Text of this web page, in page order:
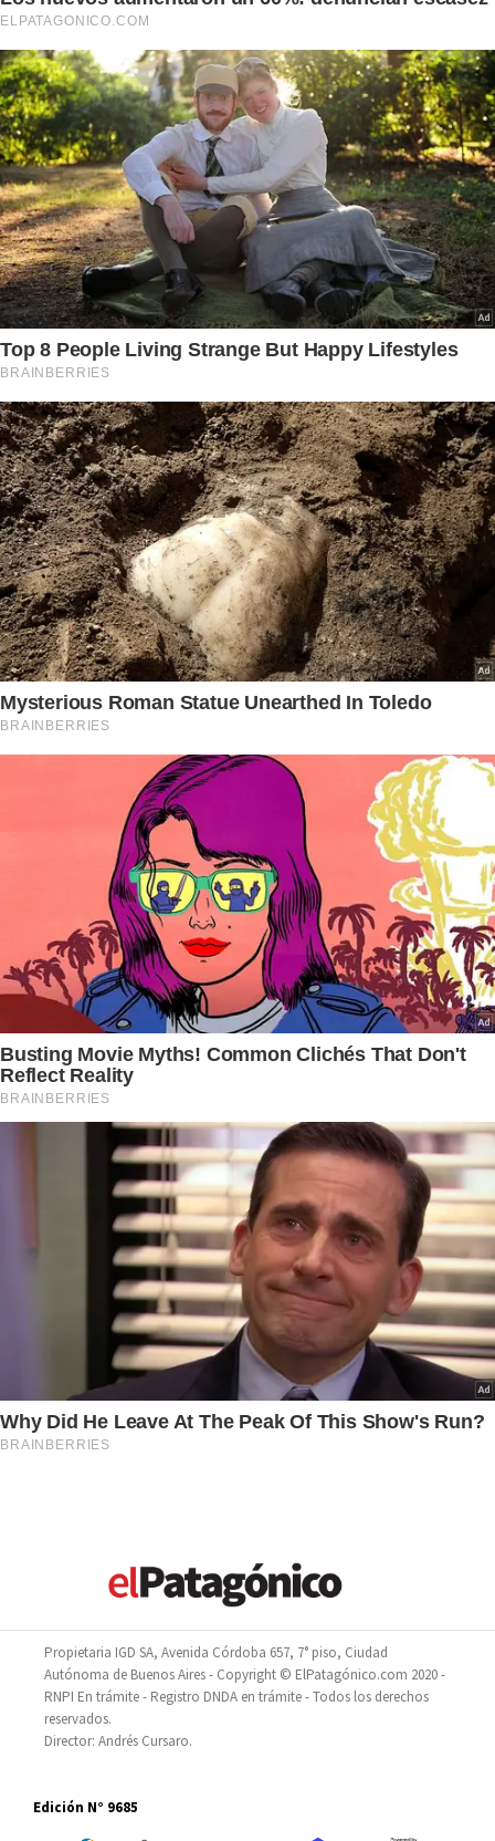
Propietaria IGD SA, Avenida Córdoba 657, 7° piso, Ciudad
Autónoma de Buenos Aires - Copyright © ElPatagónico.com 2020 -
RNPI En trámite - Registro DNDA en trámite - Todos los derechos
reservados.
Director: Andrés Cursaro.
Edición N° 9685